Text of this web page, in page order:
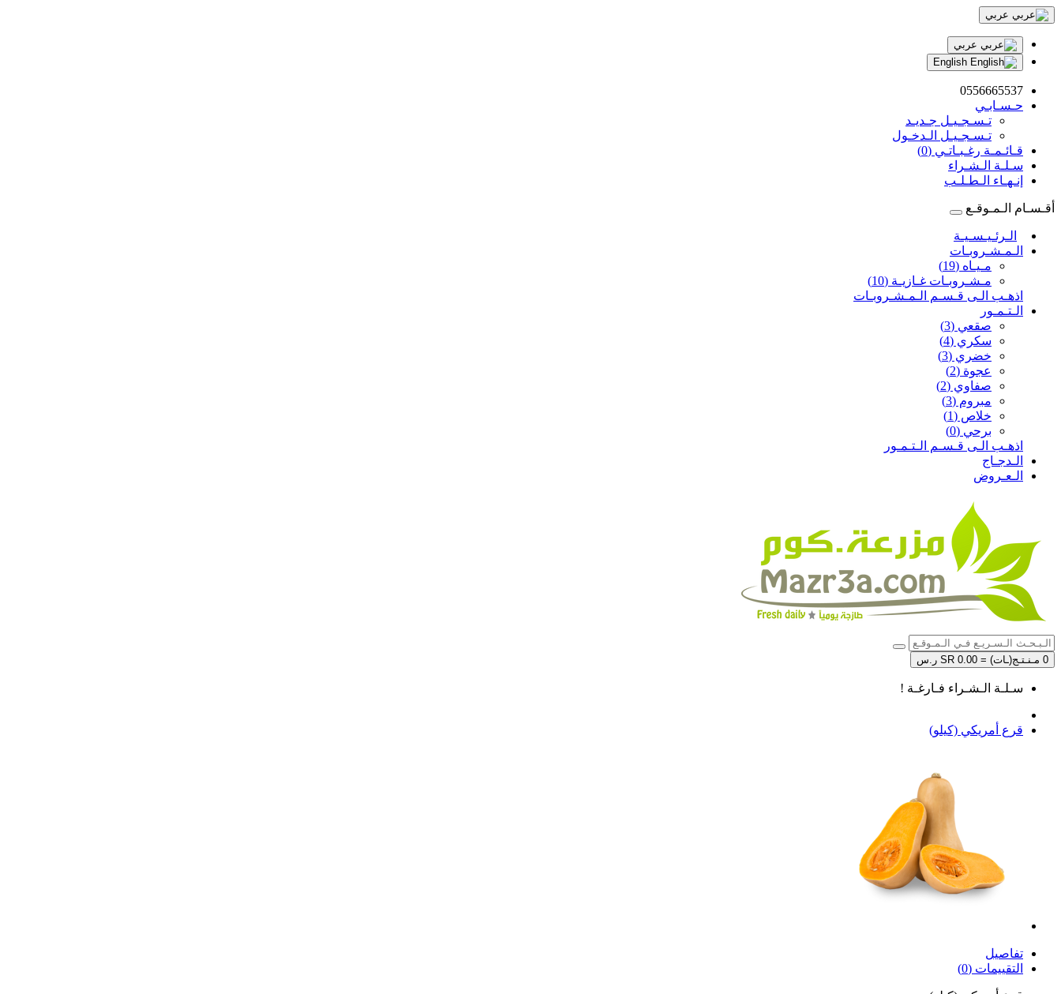
عربي
عربي
0556665537
حـسـابـي
تـسـجـيـل جـديـد
تـسـجـيـل الـدخـول
قـائـمـة رغـبـاتـي (0)
سـلـة الـشـراء
إنـهـاء الـطـلـب
أقـسـام الـمـوقـع
الـرئـيـسـيـة
الـمـشـروبـات
مـيـاه (19)
مـشـروبـات غـازيـة (10)
اذهـب الـى قـسـم الـمـشـروبـات
الـتـمـور
صقعي (3)
سكري (4)
خضري (3)
عجوة (2)
صفاوي (2)
مبروم (3)
خلاص (1)
برحي (0)
اذهـب الـى قـسـم الـتـمـور
الـدجـاج
الـعـروض
0 مـنـتـج(ـات) = SR 0.00 ر.س
سـلـة الـشـراء فـارغـة !
قرع أمريكي (كيلو)
تفاصيل
التقييمات (0)